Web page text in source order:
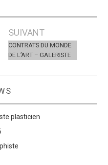
SUIVANT
CONTRATS DU MONDE
DE L’ART – GALERISTE
plasticien